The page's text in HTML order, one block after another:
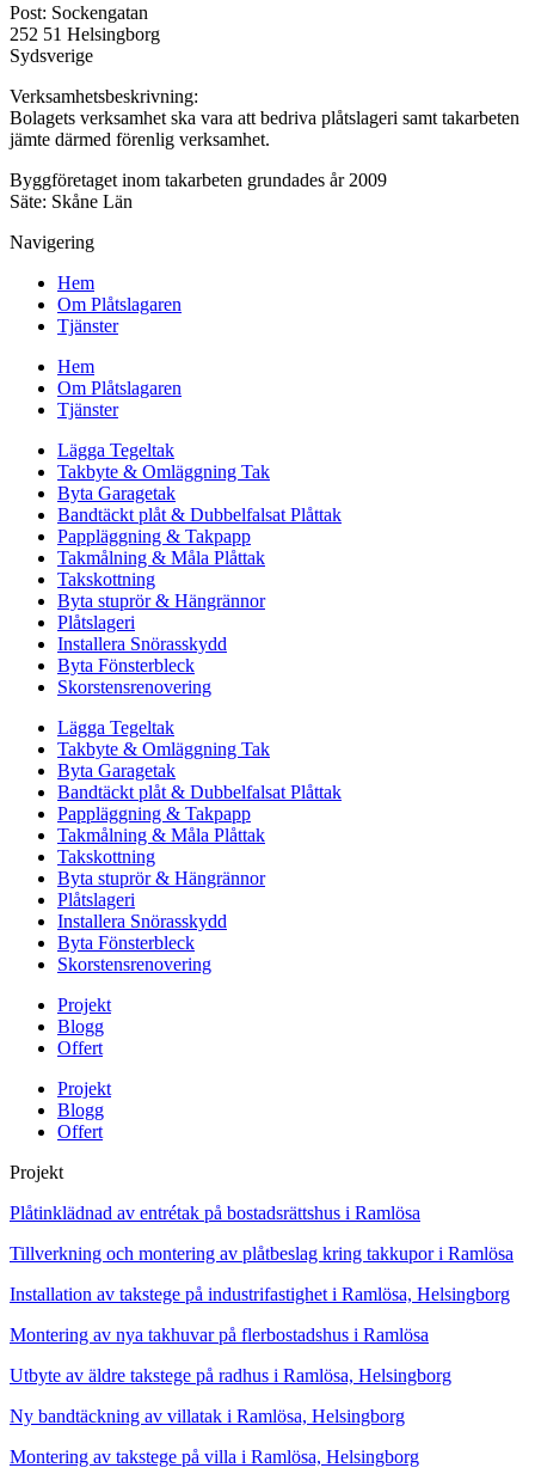
Post: Sockengatan
252 51 Helsingborg
Sydsverige
Verksamhetsbeskrivning:
Bolagets verksamhet ska vara att bedriva plåtslageri samt takarbeten
jämte därmed förenlig verksamhet.
Byggföretaget inom takarbeten grundades år 2009
Säte: Skåne Län
Navigering
Hem
Om Plåtslagaren
Tjänster
Hem
Om Plåtslagaren
Tjänster
Lägga Tegeltak
Takbyte & Omläggning Tak
Byta Garagetak
Bandtäckt plåt & Dubbelfalsat Plåttak
Pappläggning & Takpapp
Takmålning & Måla Plåttak
Takskottning
Byta stuprör & Hängrännor
Plåtslageri
Installera Snörasskydd
Byta Fönsterbleck
Skorstensrenovering
Lägga Tegeltak
Takbyte & Omläggning Tak
Byta Garagetak
Bandtäckt plåt & Dubbelfalsat Plåttak
Pappläggning & Takpapp
Takmålning & Måla Plåttak
Takskottning
Byta stuprör & Hängrännor
Plåtslageri
Installera Snörasskydd
Byta Fönsterbleck
Skorstensrenovering
Projekt
Blogg
Offert
Projekt
Blogg
Offert
Projekt
Plåtinklädnad av entrétak på bostadsrättshus i Ramlösa
Tillverkning och montering av plåtbeslag kring takkupor i Ramlösa
Installation av takstege på industrifastighet i Ramlösa, Helsingborg
Montering av nya takhuvar på flerbostadshus i Ramlösa
Utbyte av äldre takstege på radhus i Ramlösa, Helsingborg
Ny bandtäckning av villatak i Ramlösa, Helsingborg
Montering av takstege på villa i Ramlösa, Helsingborg